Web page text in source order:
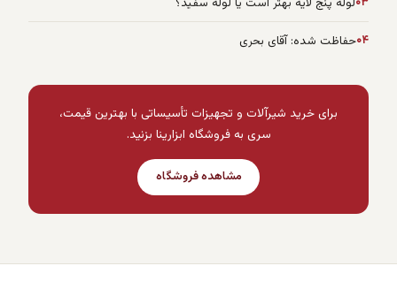
۰۴حفاظت شده: آقای بحری
برای خرید شیرآلات و تجهیزات تأسیساتی با بهترین قیمت،
سری به فروشگاه ابزارینا بزنید.
مشاهده فروشگاه